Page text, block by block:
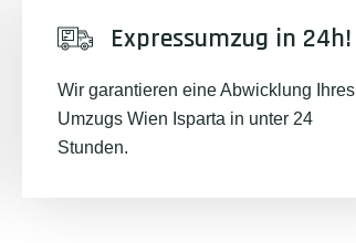
Expressumzug in 24h!
Wir garantieren eine Abwicklung Ihres
Umzugs Wien Isparta in unter 24
Stunden.